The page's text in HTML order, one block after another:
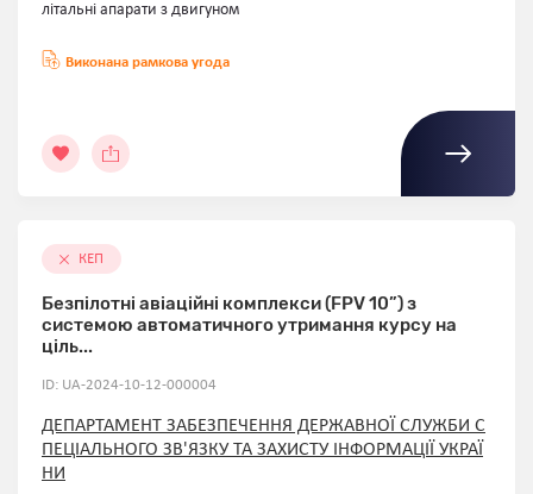
літальні апарати з двигуном
Виконана рамкова угода
КЕП
Безпілотні авіаційні комплекси (FPV 10”) з
системою автоматичного утримання курсу на
ціль...
ID: UA-2024-10-12-000004
ДЕПАРТАМЕНТ ЗАБЕЗПЕЧЕННЯ ДЕРЖАВНОЇ СЛУЖБИ С
ПЕЦІАЛЬНОГО ЗВ'ЯЗКУ ТА ЗАХИСТУ ІНФОРМАЦІЇ УКРАЇ
НИ